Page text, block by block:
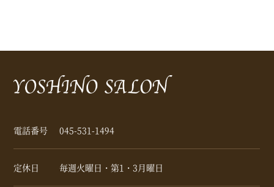
電話番号 045-531-1494
定休日 毎週火曜日・第1・3月曜日